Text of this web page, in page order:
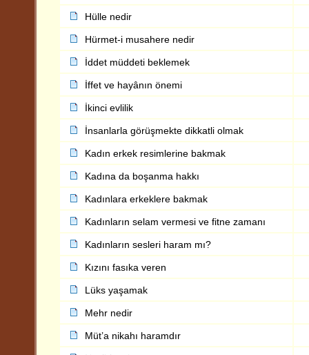
Hülle nedir
Hürmet-i musahere nedir
İddet müddeti beklemek
İffet ve hayânın önemi
İkinci evlilik
İnsanlarla görüşmekte dikkatli olmak
Kadın erkek resimlerine bakmak
Kadına da boşanma hakkı
Kadınlara erkeklere bakmak
Kadınların selam vermesi ve fitne zamanı
Kadınların sesleri haram mı?
Kızını fasıka veren
Lüks yaşamak
Mehr nedir
Müt’a nikahı haramdır